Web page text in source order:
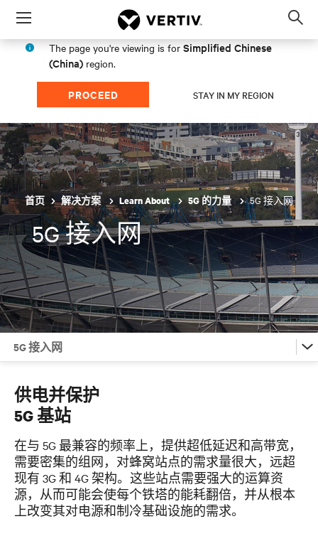
Menu
The page you're viewing is for Simplified Chinese
(China) region.
PROCEED STAY IN MY REGION
首页 解决方案 Learn About 5G 的力量 5G 接入网
5G 接入网
5G 接入网
5G 的力量
5G 接入网
5G 与 边缘计算
支持 5G 核心网
供电并保护
5G 基站
在与 5G 最兼容的频率上，提供超低延迟和高带宽，
需要密集的组网，对蜂窝站点的需求量很大，远超
现有 3G 和 4G 架构。这些站点需要强大的运算资
源，从而可能会使每个铁塔的能耗翻倍，并从根本
上改变其对电源和制冷基础设施的需求。